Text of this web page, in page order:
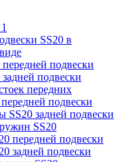
SS20 в
подвески
подвески
передних
подвески
SS20 задней подвески
SS20
передней подвески
задней подвески